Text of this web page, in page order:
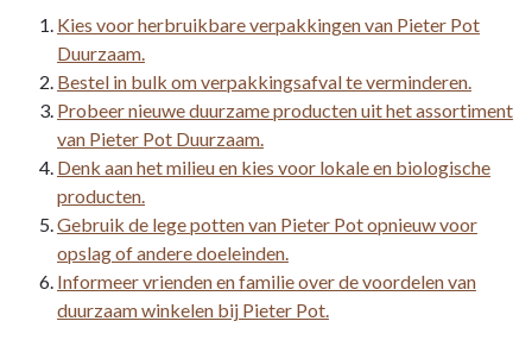
Kies voor herbruikbare verpakkingen van Pieter Pot
Duurzaam.
Bestel in bulk om verpakkingsafval te verminderen.
Probeer nieuwe duurzame producten uit het assortiment
van Pieter Pot Duurzaam.
Denk aan het milieu en kies voor lokale en biologische
producten.
Gebruik de lege potten van Pieter Pot opnieuw voor
opslag of andere doeleinden.
Informeer vrienden en familie over de voordelen van
duurzaam winkelen bij Pieter Pot.